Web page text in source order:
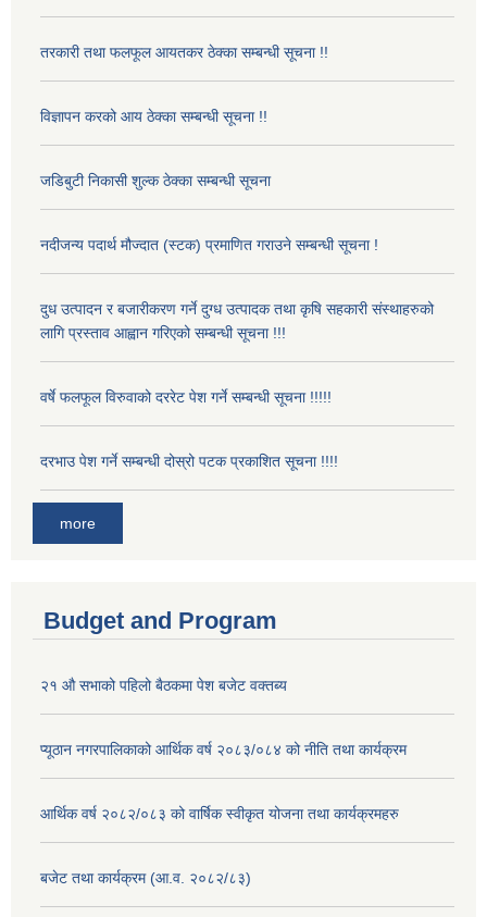
तरकारी तथा फलफूल आयतकर ठेक्का सम्बन्धी सूचना !!
विज्ञापन करको आय ठेक्का सम्बन्धी सूचना !!
जडिबुटी निकासी शुल्क ठेक्का सम्बन्धी सूचना
नदीजन्य पदार्थ मौज्दात (स्टक) प्रमाणित गराउने सम्बन्धी सूचना !
दुध उत्पादन र बजारीकरण गर्ने दुग्ध उत्पादक तथा कृषि सहकारी संस्थाहरुको
लागि प्रस्ताव आह्वान गरिएको सम्बन्धी सूचना !!!
वर्षे फलफूल विरुवाको दररेट पेश गर्ने सम्बन्धी सूचना !!!!!
दरभाउ पेश गर्ने सम्बन्धी दोस्रो पटक प्रकाशित सूचना !!!!
more
Budget and Program
२१ औ सभाको पहिलो बैठकमा पेश बजेट वक्तब्य
प्यूठान नगरपालिकाको आर्थिक वर्ष २०८३/०८४ को नीति तथा कार्यक्रम
आर्थिक वर्ष २०८२/०८३ को वार्षिक स्वीकृत योजना तथा कार्यक्रमहरु
बजेट तथा कार्यक्रम (आ.व. २०८२/८३)